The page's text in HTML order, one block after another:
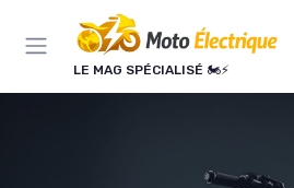
LE MAG SPÉCIALISÉ 🏍️⚡
Panneau de gestion des cookies